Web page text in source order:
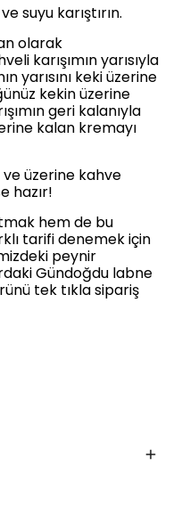
suyu karıştırın.
olarak
karışımın yarısıyla
yarısını keki üzerine
kekin üzerine
geri kalanıyla
kalan kremayı
üzerine kahve
hazır!
hem de bu
tarifi denemek için
peynir
Gündoğdu labne
tek tıkla sipariş